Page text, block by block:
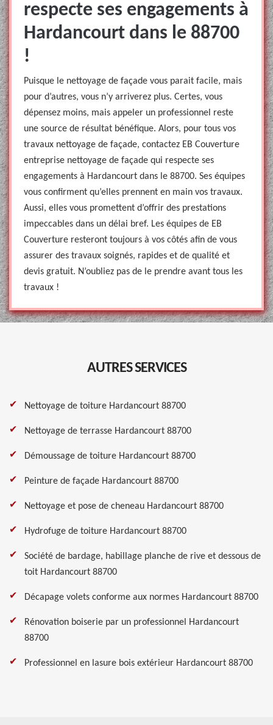
respecte ses engagements à
Hardancourt dans le 88700
!
Puisque le nettoyage de façade vous parait facile, mais
pour d’autres, vous n’y arriverez plus. Certes, vous
dépensez moins, mais appeler un professionnel reste
une source de résultat bénéfique. Alors, pour tous vos
travaux nettoyage de façade, contactez EB Couverture
entreprise nettoyage de façade qui respecte ses
engagements à Hardancourt dans le 88700. Ses équipes
vous confirment qu’elles prennent en main vos travaux.
Aussi, elles vous promettent d’offrir des prestations
impeccables dans un délai bref. Les équipes de EB
Couverture resteront toujours à vos côtés afin de vous
assurer des travaux soignés, rapides et de qualité et
devis gratuit. N’oubliez pas de le prendre avant tous les
travaux !
AUTRES SERVICES
Nettoyage de toiture Hardancourt 88700
Nettoyage de terrasse Hardancourt 88700
Démoussage de toiture Hardancourt 88700
Peinture de façade Hardancourt 88700
Nettoyage et pose de cheneau Hardancourt 88700
Hydrofuge de toiture Hardancourt 88700
Société de bardage, habillage planche de rive et dessous de
toit Hardancourt 88700
Décapage volets conforme aux normes Hardancourt 88700
Rénovation boiserie par un professionnel Hardancourt
88700
Professionnel en lasure bois extérieur Hardancourt 88700